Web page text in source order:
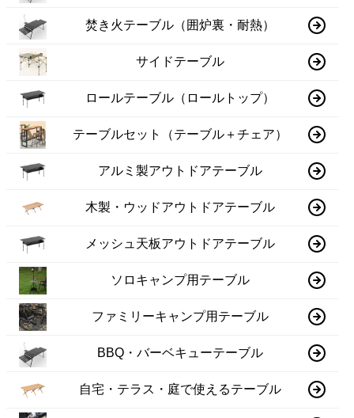
焚き火テーブル（囲炉裏・耐熱）
サイドテーブル
ロールテーブル（ロールトップ）
テーブルセット（テーブル＋チェア）
アルミ製アウトドアテーブル
木製・ウッドアウトドアテーブル
メッシュ天板アウトドアテーブル
ソロキャンプ用テーブル
ファミリーキャンプ用テーブル
BBQ・バーベキューテーブル
自宅・テラス・庭で使えるテーブル